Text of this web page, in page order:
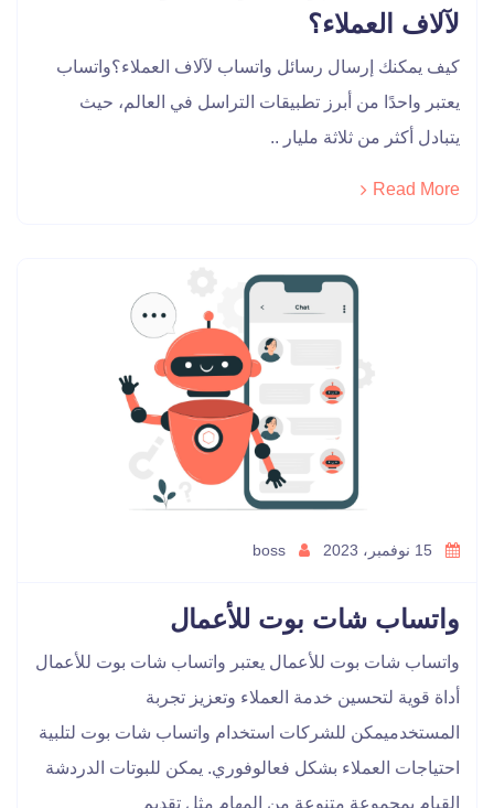
لآلاف العملاء؟
كيف يمكنك إرسال رسائل واتساب لآلاف العملاء؟واتساب
يعتبر واحدًا من أبرز تطبيقات التراسل في العالم، حيث
يتبادل أكثر من ثلاثة مليار ..
Read More
15 نوفمبر، 2023
واتساب شات بوت للأعمال
واتساب شات بوت للأعمال يعتبر واتساب شات بوت للأعمال
أداة قوية لتحسين خدمة العملاء وتعزيز تجربة
المستخدميمكن للشركات استخدام واتساب شات بوت لتلبية
احتياجات العملاء بشكل فعالوفوري. يمكن للبوتات الدردشة
القيام بمجموعة متنوعة من المهام مثل تقديم